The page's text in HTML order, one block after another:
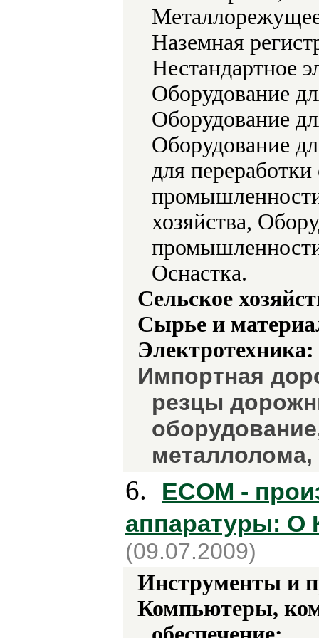
Наземная
Нестандартное
Оборудование
Оборудование
Оборудование
для
хозяйства,
Оснастка.
Сельское
Сырье и
Электротехника:
Импортная
резцы
6.
ECOM -
аппаратуры:
(09.07.2009)
Инструменты и
Компьютеры,